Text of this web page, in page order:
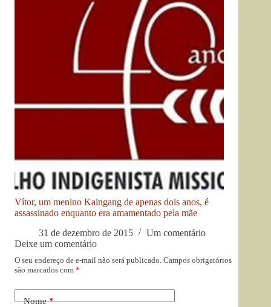
Vítor, um menino Kaingang de apenas dois anos, é
assassinado enquanto era amamentado pela mãe
31 de dezembro de 2015
Um comentário
Deixe um comentário
O seu endereço de e-mail não será publicado. Campos obrigatórios
são marcados com *
Nome*